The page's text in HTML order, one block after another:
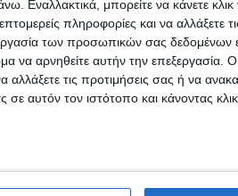
Εναλλακτικά, μπορείτε να κάνετε κλικ
πληροφορίες και να αλλάξετε
των προσωπικών σας δεδομένων
να αρνηθείτε αυτήν την επεξεργασία.
τις προτιμήσεις σας ή να
αυτόν τον ιστότοπο και κάνοντας
Η ΕΛΟΠΥ συμμετείχε στην